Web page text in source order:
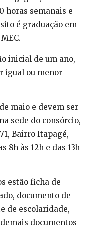
horas semanais e
é graduação em
inicial de um ano,
igual ou menor
maio e devem ser
sede do consórcio,
Bairro Itapagé,
8h às 12h e das 13h
estão ficha de
documento de
de escolaridade,
documentos